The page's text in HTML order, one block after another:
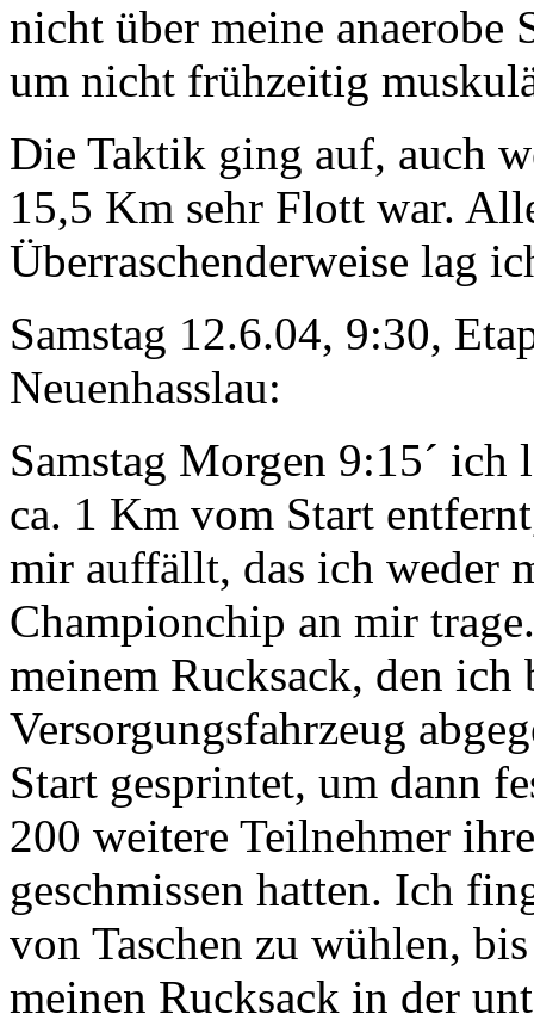
nicht über meine anaerobe
um nicht frühzeitig
Die Taktik ging auf, auch
15,5 Km sehr Flott war.
Überraschenderweise lag
Samstag 12.6.04, 9:30,
Neuenhasslau:
Samstag Morgen 9:15´
ca. 1 Km vom Start
mir auffällt, das ich weder
Championchip an mir
meinem Rucksack, den
Versorgungsfahrzeug
Start gesprintet, um dann
200 weitere Teilnehmer
geschmissen hatten. Ich
von Taschen zu wühlen,
meinen Rucksack in der